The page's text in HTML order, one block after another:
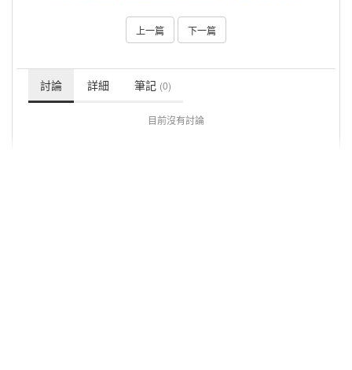
上一篇 下一篇
討論 詳細 筆記 (0)
目前沒有討論